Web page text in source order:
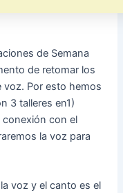
de Semana
de retomar los
voz. Por esto hemos
3 talleres en1)
con el
la voz para
voz y el canto es el